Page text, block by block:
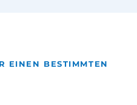
EINEN BESTIMMTEN Z